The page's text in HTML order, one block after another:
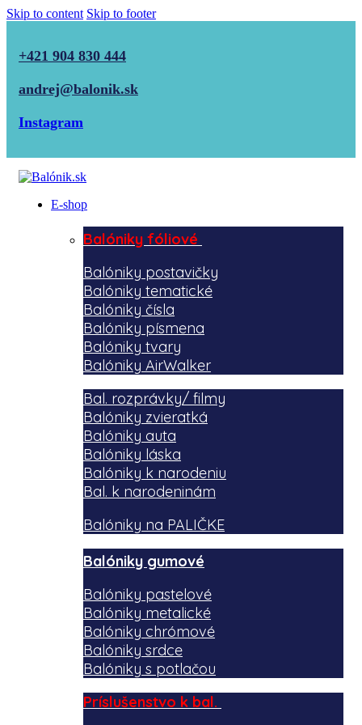
Skip to content Skip to footer
+421 904 830 444
andrej@balonik.sk
Instagram
E-shop
Balóniky fóliové
Balóniky postavičky
Balóniky tematické
Balóniky čísla
Balóniky písmena
Balóniky tvary
Balóniky AirWalker
Bal. rozprávky/ filmy
Balóniky zvieratká
Balóniky auta
Balóniky láska
Balóniky k narodeniu
Bal. k narodeninám
Balóniky na PALIČKE
Balóniky gumové
Balóniky pastelové
Balóniky metalické
Balóniky chrómové
Balóniky srdce
Balóniky s potlačou
Príslušenstvo k bal.